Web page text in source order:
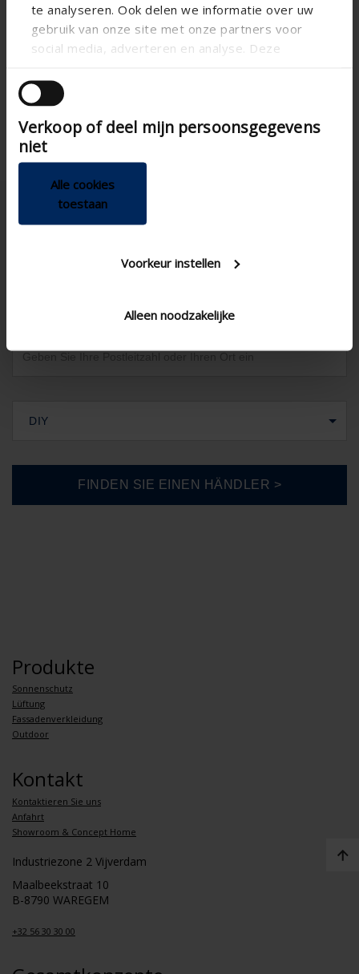
te analyseren. Ook delen we informatie over uw
gebruik van onze site met onze partners voor
social media, adverteren en analyse. Deze
andere informatie die u aan ze heeft verstrekt of
die ze hebben verzameld op basis van uw gebruik
van hun services.
Verkoop of deel mijn persoonsgegevens
niet
Alle cookies
toestaan
Voorkeur instellen
Alleen noodzakelijke
DIY
Produkte
Sonnenschutz
Lüftung
Fassadenverkleidung
Outdoor
Kontakt
Kontaktieren Sie uns
Anfahrt
Showroom & Concept Home
Industriezone 2 Vijverdam
Maalbeekstraat 10
B-8790 WAREGEM
+32 56 30 30 00